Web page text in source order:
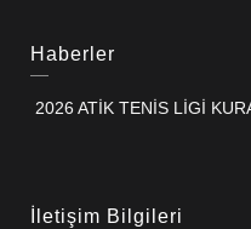
Haberler
2026 ATİK TENİS LİGİ
İletişim Bilgileri